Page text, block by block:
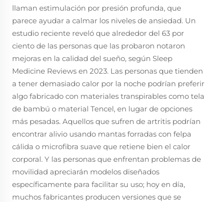
llaman estimulación por presión profunda, que
parece ayudar a calmar los niveles de ansiedad. Un
estudio reciente reveló que alrededor del 63 por
ciento de las personas que las probaron notaron
mejoras en la calidad del sueño, según Sleep
Medicine Reviews en 2023. Las personas que tienden
a tener demasiado calor por la noche podrían preferir
algo fabricado con materiales transpirables como tela
de bambú o material Tencel, en lugar de opciones
más pesadas. Aquellos que sufren de artritis podrían
encontrar alivio usando mantas forradas con felpa
cálida o microfibra suave que retiene bien el calor
corporal. Y las personas que enfrentan problemas de
movilidad apreciarán modelos diseñados
específicamente para facilitar su uso; hoy en día,
muchos fabricantes producen versiones que se